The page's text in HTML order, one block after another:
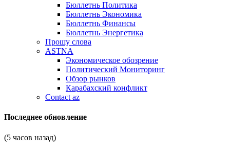
Бюллетнь Политика
Бюллетнь Экономика
Бюллетнь Финансы
Бюллетнь Энергетика
Прошу слова
ASTNA
Экономическое обозрение
Политический Мониторинг
Обзор рынков
Карабахский конфликт
Contact az
Последнее обновление
(5 часов назад)